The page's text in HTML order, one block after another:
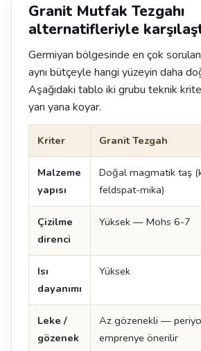
Granit Mutfak Tezgahı
alternatifleriyle
Germiyan bölgesinde en çok sorulan
aynı bütçeyle hangi yüzeyin daha
Aşağıdaki tablo iki grubu teknik
yan yana koyar.
Kriter Granit Tezgah
Malzeme
yapısı
Doğal magmatik taş
feldspat-mika)
Çizilme
direnci
Yüksek — Mohs 6-7
Isı
dayanımı
Yüksek
Leke /
gözenek
Az gözenekli —
emprenye önerilir